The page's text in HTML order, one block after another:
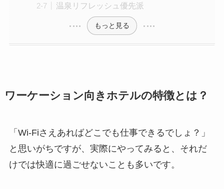
温泉リフレッシュ優先派
もっと見る
ワーケーション向きホテルの特徴とは？
「Wi-Fiさえあればどこでも仕事できるでしょ？」
と思いがちですが、実際にやってみると、それだ
けでは快適に過ごせないことも多いです。